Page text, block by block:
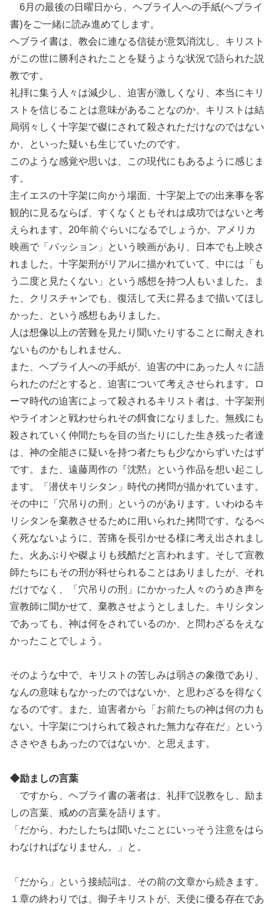
6月の最後の日曜日から、ヘブライ人への手紙(ヘブライ
書)をご一緒に読み進めてします。
ヘブライ書は、教会に連なる信徒が意気消沈し、キリスト
がこの世に勝利されたことを疑うような状況で語られた説
教です。
礼拝に集う人々は減少し、迫害が激しくなり、本当にキリ
ストを信じることは意味があることなのか、キリストは結
局弱々しく十字架で磔にされて殺されただけなのではない
か、といった疑いも生じていたのです。
このような感覚や思いは、この現代にもあるように感じま
す。
主イエスの十字架に向かう場面、十字架上での出来事を客
観的に見るならば、すくなくともそれは成功ではないと考
えられます。20年前ぐらいになるでしょうか。アメリカ
映画で「パッション」という映画があり、日本でも上映さ
れました。十字架刑がリアルに描かれていて、中には「も
う二度と見たくない」という感想を持つ人もいました。ま
た、クリスチャンでも、復活して天に昇るまで描いてほし
かった、という感想もありました。
人は想像以上の苦難を見たり聞いたりすることに耐えきれ
ないものかもしれません。
また、ヘブライ人への手紙が、迫害の中にあった人々に語
られたのだとすると、迫害について考えさせられます。ロ
ーマ時代の迫害によって殺されるキリスト者は、十字架刑
やライオンと戦わせられその餌食になりました。無残にも
殺されていく仲間たちを目の当たりにした生き残った者達
は、神の全能さに疑いを持つ者たちも少なからずいたはず
です。また、遠藤周作の『沈黙』という作品を想い起こし
ます。「潜伏キリシタン」時代の拷問が描かれています。
その中に「穴吊りの刑」というのがあります。いわゆるキ
リシタンを棄教させるために用いられた拷問です。なるべ
く死なないように、苦痛を長引かせる様に考え出されまし
た。火あぶりや磔よりも残酷だと言われます。そして宣教
師たちにもその刑が科せられることはありましたが、それ
だけでなく、「穴吊りの刑」にかかった人々のうめき声を
宣教師に聞かせて、棄教させようとしました。キリシタン
であっても、神は何をされているのか、と問わざるをえな
かったことでしょう。
そのような中で、キリストの苦しみは弱さの象徴であり、
なんの意味もなかったのではないか、と思わざるを得なく
なるのです。また、迫害者から「お前たちの神は何の力も
ない。十字架につけられて殺された無力な存在だ」という
ささやきもあったのではないか、と思えます。
◆励ましの言葉
ですから、ヘブライ書の著者は、礼拝で説教をし、励ま
しの言葉、戒めの言葉を語ります。
「だから、わたしたちは聞いたことにいっそう注意をはら
わなければなりません。」と。
「だから」という接続詞は、その前の文章から続きます。
１章の終わりでは、御子キリストが、天使に優る存在であ